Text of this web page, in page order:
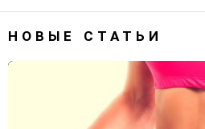
НОВЫЕ СТАТЬИ